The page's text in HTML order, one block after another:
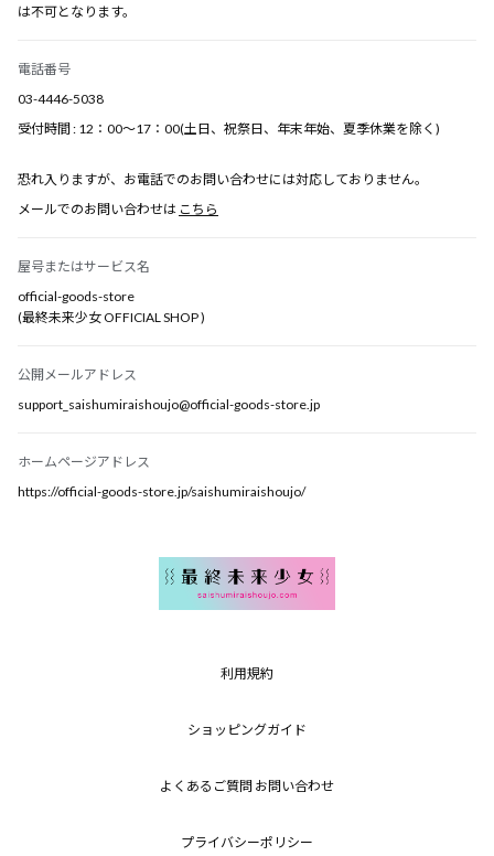
は不可となります。
電話番号
03-4446-5038
受付時間 : 12：00～17：00(土日、祝祭日、年末年始、夏季休業を除く)
恐れ入りますが、お電話でのお問い合わせには対応しておりません。
メールでのお問い合わせは こちら
屋号またはサービス名
official-goods-store
(最終未来少女 OFFICIAL SHOP )
公開メールアドレス
support_saishumiraishoujo@official-goods-store.jp
ホームページアドレス
https://official-goods-store.jp/saishumiraishoujo/
利用規約
ショッピングガイド
よくあるご質問 お問い合わせ
プライバシーポリシー